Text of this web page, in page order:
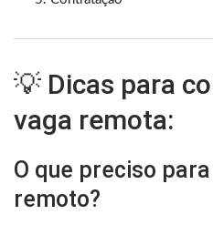
💡 Dicas para
vaga remota:
O que preciso
remoto?